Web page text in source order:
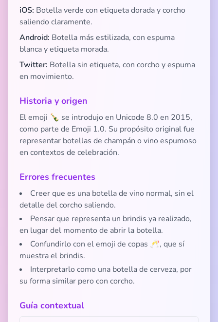
iOS: Botella verde con etiqueta dorada y corcho
saliendo claramente.
Android: Botella más estilizada, con espuma
blanca y etiqueta morada.
Twitter: Botella sin etiqueta, con corcho y espuma
en movimiento.
Historia y origen
El emoji 🍾 se introdujo en Unicode 8.0 en 2015,
como parte de Emoji 1.0. Su propósito original fue
representar botellas de champán o vino espumoso
en contextos de celebración.
Errores frecuentes
Creer que es una botella de vino normal, sin el
detalle del corcho saliendo.
Pensar que representa un brindis ya realizado,
en lugar del momento de abrir la botella.
Confundirlo con el emoji de copas 🥂, que sí
muestra el brindis.
Interpretarlo como una botella de cerveza, por
su forma similar pero con corcho.
Guía contextual